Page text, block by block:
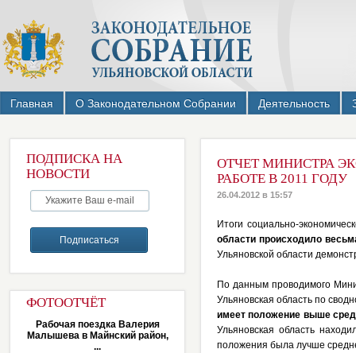
Главная О Законодательном Собрании Деятельность
ПОДПИСКА НА
НОВОСТИ
ФОТООТЧЁТ
Рабочая поездка Валерия
Малышева в Майнский район,
...
ОТЧЕТ МИНИСТРА
РАБОТЕ В 2011 ГОДУ
26.04.2012 в 15:57
Итоги социально-
области происходило
Ульяновской области
По данным проводимого
Ульяновская область по
имеет положение выше
Ульяновская область
положения была лучше